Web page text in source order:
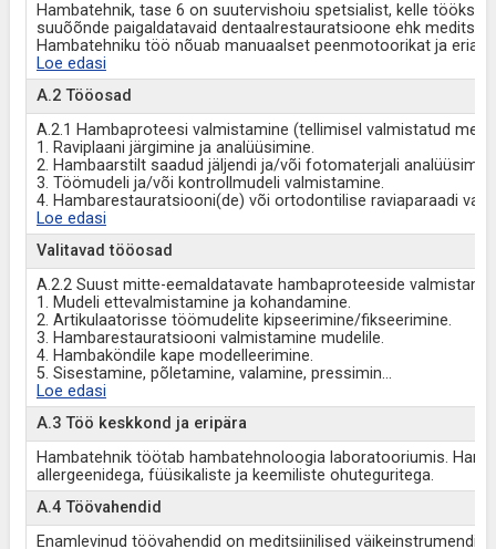
Hambatehnik, tase 6 on suutervishoiu spetsialist, kelle tööks
suuõõnde paigaldatavaid dentaalrestauratsioone ehk
Hambatehniku töö nõuab manuaalset peenmotoorikat ja
Loe edasi
A.2 Tööosad
A.2.1 Hambaproteesi valmistamine (tellimisel valmistatud
1. Raviplaani järgimine ja analüüsimine.
2. Hambaarstilt saadud jäljendi ja/või fotomaterjali
3. Töömudeli ja/või kontrollmudeli valmistamine.
4. Hambarestauratsiooni(de) või ortodontilise raviaparaadi
Loe edasi
Valitavad tööosad
A.2.2 Suust mitte-eemaldatavate hambaproteeside
1. Mudeli ettevalmistamine ja kohandamine.
2. Artikulaatorisse töömudelite kipseerimine/fikseerimine.
3. Hambarestauratsiooni valmistamine mudelile.
4. Hambaköndile kape modelleerimine.
5. Sisestamine, põletamine, valamine, pressimin...
Loe edasi
A.3 Töö keskkond ja eripära
Hambatehnik töötab hambatehnoloogia laboratooriumis.
allergeenidega, füüsikaliste ja keemiliste ohuteguritega.
A.4 Töövahendid
Enamlevinud töövahendid on meditsiinilised väikeinstrumendid,